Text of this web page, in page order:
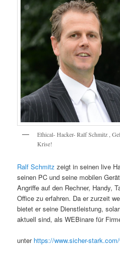
Ethical- Hacker- Ralf Schmitz ,
Krise!
Ralf Schmitzzeigt in seinen live
seinen PC und seine mobilen
Angriffe auf den Rechner, Handy,
Office zu erfahren. Da er zurzeit
bietet er seine Dienstleistung,
aktuell sind, als WEBinare für
unter https://www.sicher-